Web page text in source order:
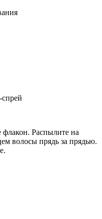
флакон. Распылите на
волосы прядь за прядью.